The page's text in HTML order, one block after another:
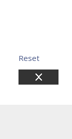
Reset